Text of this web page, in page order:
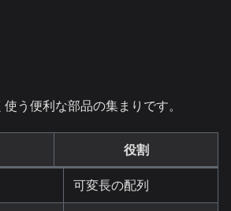
う便利な部品の集まりです。
役割
可変長の配列